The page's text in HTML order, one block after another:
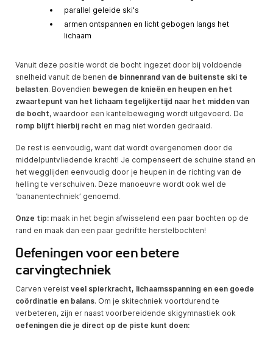
parallel geleide ski's
armen ontspannen en licht gebogen langs het
lichaam
Vanuit deze positie wordt de bocht ingezet door bij voldoende
snelheid vanuit de benen de binnenrand van de buitenste ski te
belasten. Bovendien bewegen de knieën en heupen en het
zwaartepunt van het lichaam tegelijkertijd naar het midden van
de bocht, waardoor een kantelbeweging wordt uitgevoerd. De
romp blijft hierbij recht en mag niet worden gedraaid.
De rest is eenvoudig, want dat wordt overgenomen door de
middelpuntvliedende kracht! Je compenseert de schuine stand en
het wegglijden eenvoudig door je heupen in de richting van de
helling te verschuiven. Deze manoeuvre wordt ook wel de
‘bananentechniek’ genoemd.
Onze tip: maak in het begin afwisselend een paar bochten op de
rand en maak dan een paar gedriftte herstelbochten!
Oefeningen voor een betere
carvingtechniek
Carven vereist veel spierkracht, lichaamsspanning en een goede
coördinatie en balans. Om je skitechniek voortdurend te
verbeteren, zijn er naast voorbereidende skigymnastiek ook
oefeningen die je direct op de piste kunt doen: